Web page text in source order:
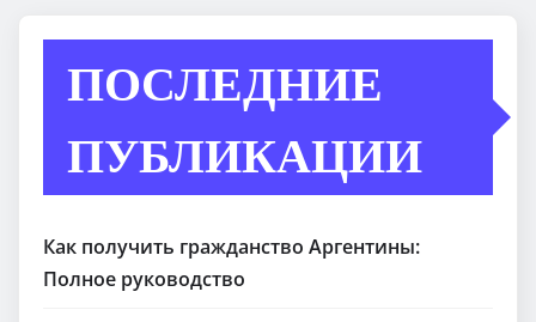
ПОСЛЕДНИЕ
ПУБЛИКАЦИИ
Как получить гражданство Аргентины:
Полное руководство